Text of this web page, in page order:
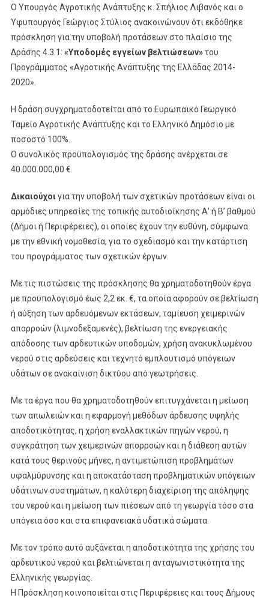
Ο Υπουργός Αγροτικής Ανάπτυξης κ. Σπήλιος Λιβανός και ο
Υφυπουργός Γεώργιος Στύλιος ανακοινώνουν ότι εκδόθηκε
πρόσκληση για την υποβολή προτάσεων στο πλαίσιο της
Δράσης 4.3.1: «Υποδομές εγγείων βελτιώσεων»του
Προγράμματος «Αγροτικής Ανάπτυξης της Ελλάδας 2014-
2020».
Η δράση συγχρηματοδοτείται από το Ευρωπαϊκό Γεωργικό
Ταμείο Αγροτικής Ανάπτυξης και το Ελληνικό Δημόσιο με
ποσοστό 100%.
Ο συνολικός προϋπολογισμός της δράσης ανέρχεται σε
40.000.000,00 €.
Δικαιούχοιγια την υποβολή των σχετικών προτάσεων είναι οι
αρμόδιες υπηρεσίες της τοπικής αυτοδιοίκησης Α’ ή Β’ βαθμού
(Δήμοι ή Περιφέρειες), οι οποίες έχουν την ευθύνη, σύμφωνα
με την εθνική νομοθεσία, για το σχεδιασμό και την κατάρτιση
του προγράμματος των σχετικών έργων.
Με τις πιστώσεις της πρόσκλησης θα χρηματοδοτηθούν έργα
με προϋπολογισμό έως 2,2 εκ. €, τα οποία αφορούν σε βελτίωση
ή αύξηση των αρδευόμενων εκτάσεων, ταμίευση χειμερινών
απορροών (λιμνοδεξαμενές), βελτίωση της ενεργειακής
απόδοσης των αρδευτικών υποδομών, χρήση ανακυκλωμένου
νερού στις αρδεύσεις και τεχνητό εμπλουτισμό υπόγειων
υδάτων σε ανακαίνιση δικτύου από γεωτρήσεις.
Με τα έργα που θα χρηματοδοτηθούν επιτυγχάνεται η μείωση
των απωλειών και η εφαρμογή μεθόδων άρδευσης υψηλής
αποδοτικότητας, η χρήση εναλλακτικών πηγών νερού, η
συγκράτηση των χειμερινών απορροών και η διάθεση αυτών
κατά τους θερινούς μήνες, η αντιμετώπιση προβλημάτων
υφαλμύρυνσης και η αποκατάσταση προβληματικών υπόγειων
υδάτινων συστημάτων, η καλύτερη διαχείριση της απόληψης
του νερού και η μείωση των πιέσεων από τη γεωργία τόσο στα
υπόγεια όσο και στα επιφανειακά υδατικά σώματα.
Με τον τρόπο αυτό αυξάνεται η αποδοτικότητα της χρήσης του
αρδευτικού νερού και βελτιώνεται η ανταγωνιστικότητα της
Ελληνικής γεωργίας.
Η Πρόσκληση κοινοποιείται στις Περιφέρειες και τους Δήμους